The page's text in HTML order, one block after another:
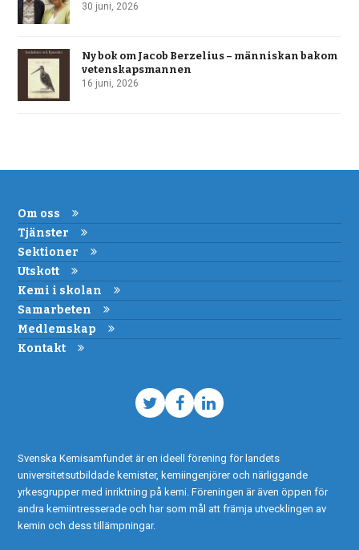
30 juni, 2026
Ny bok om Jacob Berzelius – människan bakom
vetenskapsmannen
16 juni, 2026
Om oss
Tjänster
Sektioner
Utskott
Kemi i skolan
Samarbeten
Medlemskap
Kontakt
TwitterFacebook
LinkedIn
Svenska Kemisamfundet är en ideell förening för landets
universitetsutbildade kemister, kemiingenjörer och närliggande
yrkesgrupper med inriktning på kemi. Föreningen är även öppen för
andra kemiintresserade och har som mål att främja utvecklingen av
kemin och dess tillämpningar.